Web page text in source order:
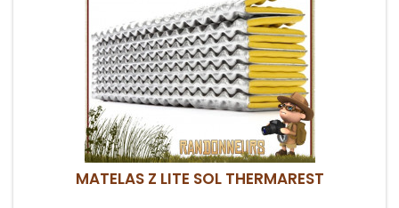
MATELAS Z LITE SOL THERMAREST